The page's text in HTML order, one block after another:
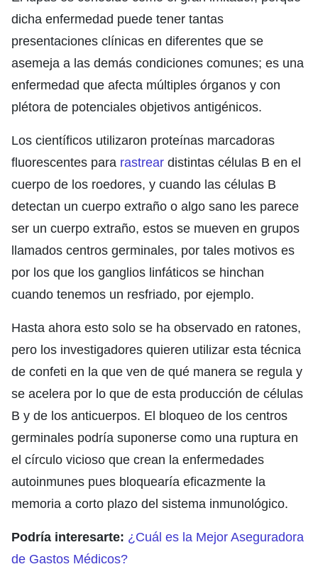
dicha enfermedad puede tener tantas
presentaciones clínicas en diferentes que se
asemeja a las demás condiciones comunes; es una
enfermedad que afecta múltiples órganos y con
plétora de potenciales objetivos antigénicos.
Los científicos utilizaron proteínas marcadoras
fluorescentes para rastrear distintas células B en el
cuerpo de los roedores, y cuando las células B
detectan un cuerpo extraño o algo sano les parece
ser un cuerpo extraño, estos se mueven en grupos
llamados centros germinales, por tales motivos es
por los que los ganglios linfáticos se hinchan
cuando tenemos un resfriado, por ejemplo.
Hasta ahora esto solo se ha observado en ratones,
pero los investigadores quieren utilizar esta técnica
de confeti en la que ven de qué manera se regula y
se acelera por lo que de esta producción de células
B y de los anticuerpos. El bloqueo de los centros
germinales podría suponerse como una ruptura en
el círculo vicioso que crean la enfermedades
autoinmunes pues bloquearía eficazmente la
memoria a corto plazo del sistema inmunológico.
Podría interesarte: ¿Cuál es la Mejor Aseguradora
de Gastos Médicos?